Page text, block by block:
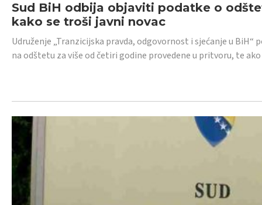
Sud BiH odbija objaviti podatke o
kako se troši javni novac
Udruženje „Tranzicijska pravda, odgovornost i sjećanje u
na odštetu za više od četiri godine provedene u pritvoru, te